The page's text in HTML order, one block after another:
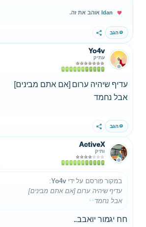
Idan אוהב את זה.
הגב שתף
Yo4v
עתיק
עדיף שיהיה ערום [אם אתם מבינים]
אבל נחמד
הגב שתף
ActiveX
ותיק
במקור פורסם על ידיYo4v
:
עדיף שיהיה ערום [אם אתם מבינים]
אבל נחמד
חח יגמור יואבב..